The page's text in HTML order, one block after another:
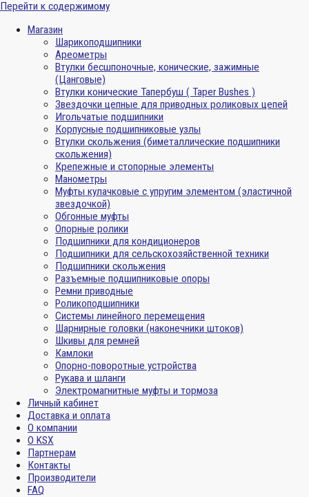
Перейти к содержимому
Магазин
Шарикоподшипники
Ареометры
Втулки бесшпоночные, конические, зажимные
(Цанговые)
Втулки конические Тапербуш ( Taper Bushes )
Звездочки цепные для приводных роликовых цепей
Игольчатые подшипники
Корпусные подшипниковые узлы
Втулки скольжения (биметаллические подшипники
скольжения)
Крепежные и стопорные элементы
Манометры
Муфты кулачковые с упругим элементом (эластичной
звездочкой)
Обгонные муфты
Опорные ролики
Подшипники для кондиционеров
Подшипники для сельскохозяйственной техники
Подшипники скольжения
Разъемные подшипниковые опоры
Ремни приводные
Роликоподшипники
Системы линейного перемещения
Шарнирные головки (наконечники штоков)
Шкивы для ремней
Камлоки
Опорно-поворотные устройства
Рукава и шланги
Электромагнитные муфты и тормоза
Личный кабинет
Доставка и оплата
О компании
О KSX
Партнерам
Контакты
Производители
FAQ